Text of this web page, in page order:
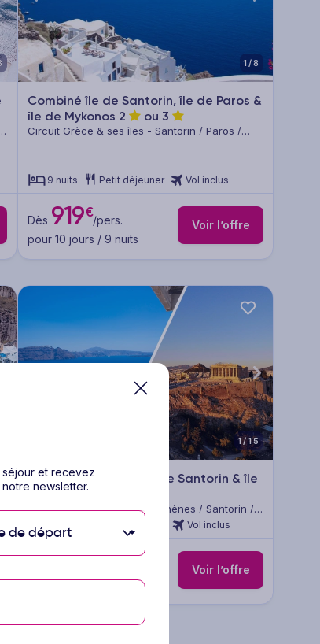
1/8
Combiné île de Santorin, île de Paros &
île de Mykonos 2 ou 3
Circuit Grèce & ses îles - Santorin / Paros /
9 nuits Petit déjeuner Vol inclus
Dès 919€/pers.
pour 10 jours / 9 nuits
Voir l’offre
1/15
Combiné Athènes, île de Santorin & île
de de Paros
Circuit Grèce & ses îles - Athènes / Santorin /
11 nuits Vol inclus
1099€
pour 12 jours / 11 nuits
Voir l’offre
et recevez
newsletter.
de départ